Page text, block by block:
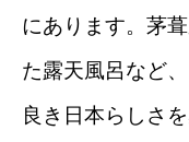
にあります。茅
た露天風呂など
良き日本らしさ